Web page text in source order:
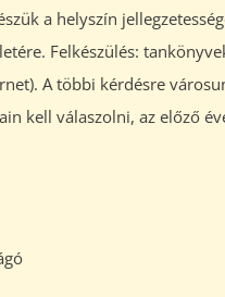
a helyszín
Felkészülés:
A többi kérdésre
kell válaszolni, az előző